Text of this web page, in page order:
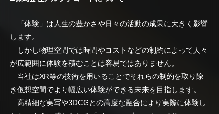
「体験」は人生の豊かさや日々の活動の成果に大きく影響
します。
しかし物理空間では時間やコストなどの制約によって人々
が広範囲に体験を積むことは容易ではありません。
当社はXR等の技術を用いることでそれらの制約を取り除
き仮想空間でより幅広い体験ができる未来を目指します。
高精細な実写や3DCGとの高度な融合により実際に体験し